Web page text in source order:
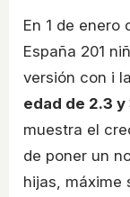
En 1 de enero
España 201
versión con i
edad de 2.3 y
muestra el
de poner un
hijas, máxime